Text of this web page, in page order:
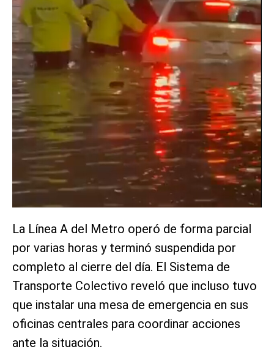
La Línea A del Metro operó de forma parcial
por varias horas y terminó suspendida por
completo al cierre del día. El Sistema de
Transporte Colectivo reveló que incluso tuvo
que instalar una mesa de emergencia en sus
oficinas centrales para coordinar acciones
ante la situación.